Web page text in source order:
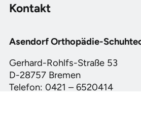
Kontakt
Asendorf Orthopädie-
Gerhard-Rohlfs-Straße 53
D-28757 Bremen
Telefon: 0421 – 6520414